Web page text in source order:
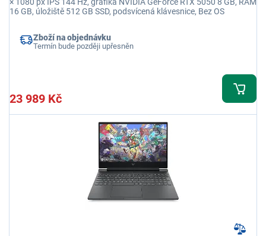
16 GB, úložiště 512 GB SSD, podsvícená klávesnice, Bez OS
Zboží na objednávku
Termín bude později upřesněn
23 989 Kč